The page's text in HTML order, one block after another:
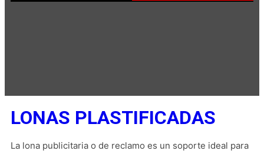
LONAS PLASTIFICADAS
La lona publicitaria o de reclamo es un soporte ideal para